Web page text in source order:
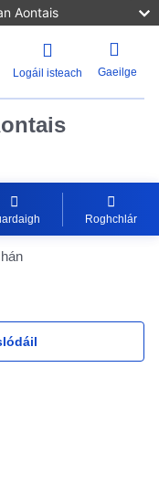
Aontais
Logáil isteach Gaeilge
Roghchlár